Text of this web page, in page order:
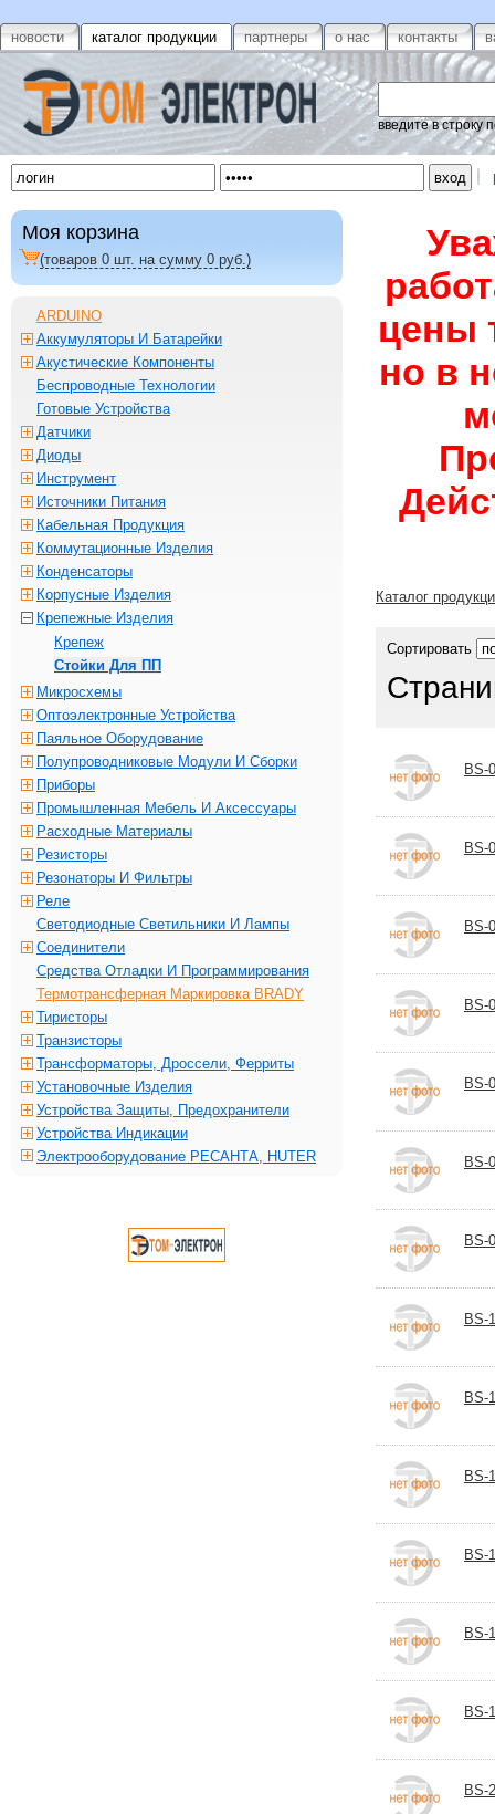
новости каталог продукции партнеры о нас контакты
введите в строку
цены
но в
Каталог
Сортировать
BS-
BS-
BS-
BS-
BS-
BS-
BS-
BS-
BS-
BS-
BS-
BS-
BS-
BS-
Моя корзина
(товаров 0 шт. на сумму 0 руб.)
ARDUINO
Аккумуляторы И Батарейки
Акустические Компоненты
Беспроводные Технологии
Готовые Устройства
Датчики
Диоды
Инструмент
Источники Питания
Кабельная Продукция
Коммутационные Изделия
Конденсаторы
Корпусные Изделия
Крепежные Изделия
Крепеж
Стойки Для ПП
Микросхемы
Оптоэлектронные Устройства
Паяльное Оборудование
Полупроводниковые Модули И Сборки
Приборы
Промышленная Мебель И Аксессуары
Расходные Материалы
Резисторы
Резонаторы И Фильтры
Реле
Светодиодные Светильники И Лампы
Соединители
Средства Отладки И Программирования
Термотрансферная Маркировка BRADY
Тиристоры
Транзисторы
Трансформаторы, Дроссели, Ферриты
Установочные Изделия
Устройства Защиты, Предохранители
Устройства Индикации
Электрооборудование РЕСАНТА, HUTER